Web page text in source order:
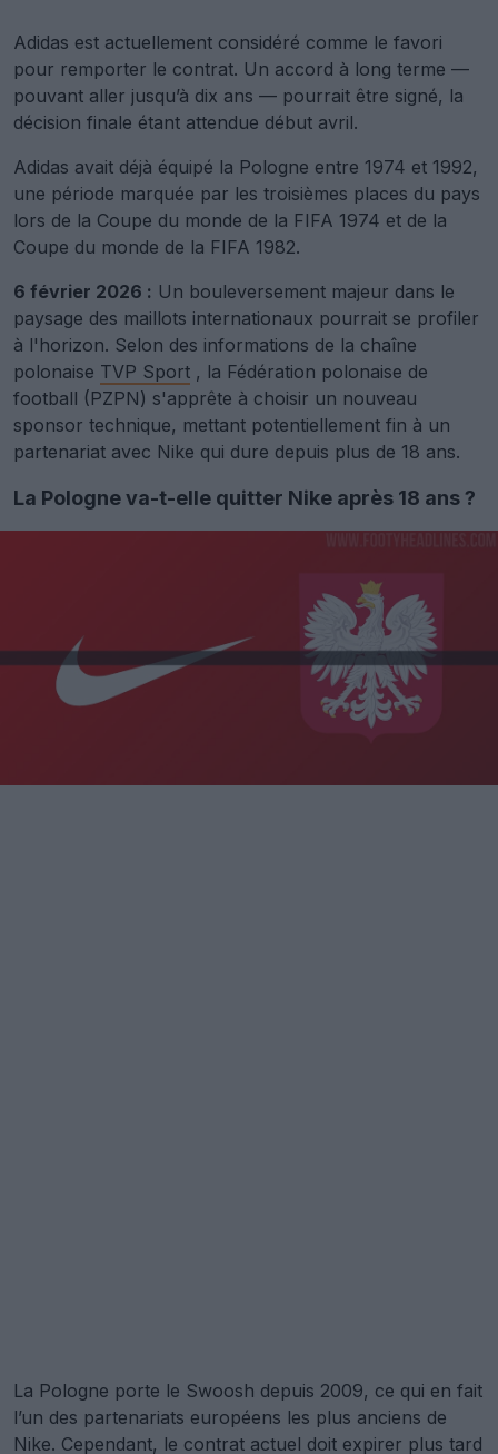
Adidas est actuellement considéré comme le favori
pour remporter le contrat. Un accord à long terme —
pouvant aller jusqu’à dix ans — pourrait être signé, la
décision finale étant attendue début avril.
Adidas avait déjà équipé la Pologne entre 1974 et 1992,
une période marquée par les troisièmes places du pays
lors de la Coupe du monde de la FIFA 1974 et de la
Coupe du monde de la FIFA 1982.
6 février 2026 : Un bouleversement majeur dans le
paysage des maillots internationaux pourrait se profiler
à l'horizon. Selon des informations de la chaîne
polonaise TVP Sport , la Fédération polonaise de
football (PZPN) s'apprête à choisir un nouveau
sponsor technique, mettant potentiellement fin à un
partenariat avec Nike qui dure depuis plus de 18 ans.
La Pologne va-t-elle quitter Nike après 18 ans ?
La Pologne porte le Swoosh depuis 2009, ce qui en fait
l’un des partenariats européens les plus anciens de
Nike. Cependant, le contrat actuel doit expirer plus tard